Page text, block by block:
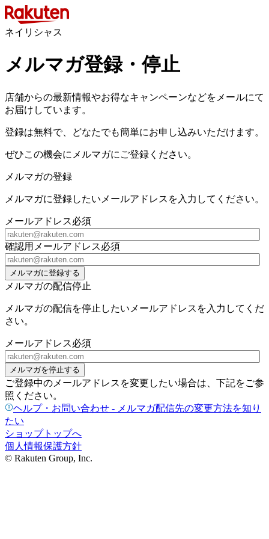
ネイリシャス
メルマガ登録・停止
店舗からの最新情報やお得なキャンペーンなどをメールにて
お届けしています。
登録は無料で、どなたでも簡単にお申し込みいただけます。
ぜひこの機会にメルマガにご登録ください。
メルマガの登録
メルマガに登録したいメールアドレスを入力してください。
メールアドレス必須
確認用メールアドレス必須
メルマガに登録する
メルマガの配信停止
メルマガの配信を停止したいメールアドレスを入力してくだ
さい。
メールアドレス必須
メルマガを停止する
ご登録中のメールアドレスを変更したい場合は、下記をご参
照ください。
ヘルプ・お問い合わせ - メルマガ配信先の変更方法を知り
たい
ショップトップへ
個人情報保護方針
© Rakuten Group, Inc.